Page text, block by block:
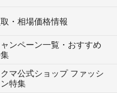
・相場価格情報
ンペーン一覧・おすすめ
マ公式ショップ ファッシ
特集